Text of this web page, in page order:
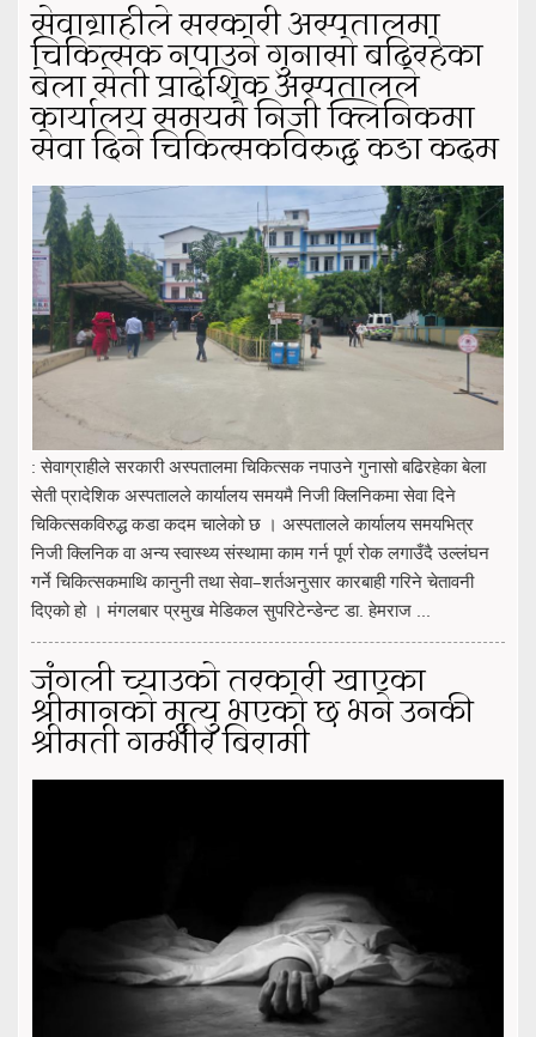
सेवाग्राहीले सरकारी अस्पतालमा
चिकित्सक नपाउने गुनासो बढिरहेका
बेला सेती प्रादेशिक अस्पतालले
कार्यालय समयमै निजी क्लिनिकमा
सेवा दिने चिकित्सकविरुद्ध कडा कदम
: सेवाग्राहीले सरकारी अस्पतालमा चिकित्सक नपाउने गुनासो बढिरहेका बेला
सेती प्रादेशिक अस्पतालले कार्यालय समयमै निजी क्लिनिकमा सेवा दिने
चिकित्सकविरुद्ध कडा कदम चालेको छ । अस्पतालले कार्यालय समयभित्र
निजी क्लिनिक वा अन्य स्वास्थ्य संस्थामा काम गर्न पूर्ण रोक लगाउँदै उल्लंघन
गर्ने चिकित्सकमाथि कानुनी तथा सेवा–शर्तअनुसार कारबाही गरिने चेतावनी
दिएको हो । मंगलबार प्रमुख मेडिकल सुपरिटेन्डेन्ट डा. हेमराज ...
जंगली च्याउको तरकारी खाएका
श्रीमानको मृत्यु भएको छ भने उनकी
श्रीमती गम्भीर बिरामी